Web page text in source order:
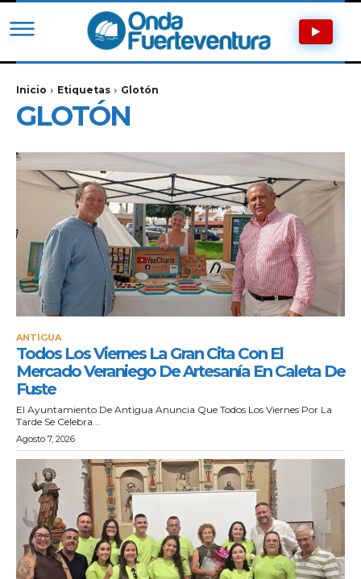
Inicio Etiquetas Glotón
GLOTÓN
ANTIGUA
Todos Los Viernes La Gran Cita Con El
Mercado Veraniego De Artesanía En Caleta De
Fuste
El Ayuntamiento De Antigua Anuncia Que Todos Los Viernes Por La
Tarde Se Celebra...
Agosto 7, 2026